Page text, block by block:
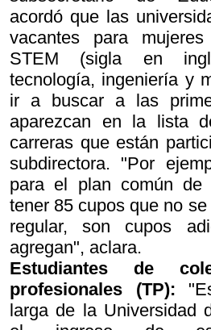
acordó que las
vacantes para
STEM (sigla en
tecnología, ingeniería y
ir a buscar a las
aparezcan en la lista
carreras que están
subdirectora. "Por
para el plan común de
tener 85 cupos que no
regular, son cupos
agregan", aclara.
Estudiantes de
profesionales (TP):
larga de la Universidad